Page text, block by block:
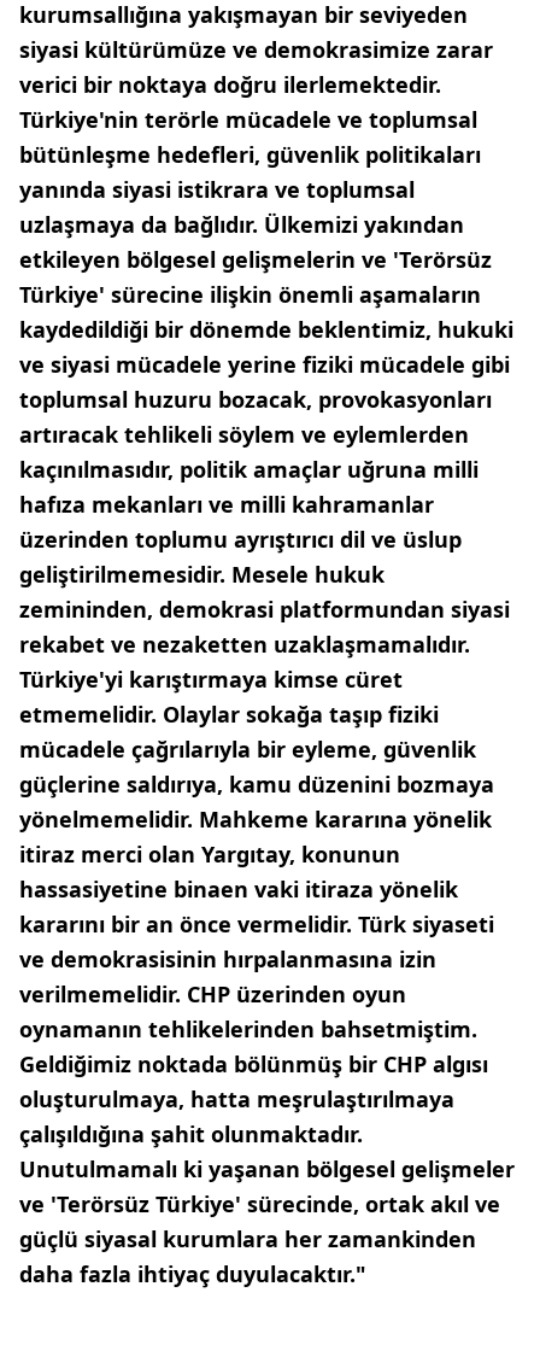
kurumsallığına yakışmayan bir seviyeden
siyasi kültürümüze ve demokrasimize zarar
verici bir noktaya doğru ilerlemektedir.
Türkiye'nin terörle mücadele ve toplumsal
bütünleşme hedefleri, güvenlik politikaları
yanında siyasi istikrara ve toplumsal
uzlaşmaya da bağlıdır. Ülkemizi yakından
etkileyen bölgesel gelişmelerin ve 'Terörsüz
Türkiye' sürecine ilişkin önemli aşamaların
kaydedildiği bir dönemde beklentimiz, hukuki
ve siyasi mücadele yerine fiziki mücadele gibi
toplumsal huzuru bozacak, provokasyonları
artıracak tehlikeli söylem ve eylemlerden
kaçınılmasıdır, politik amaçlar uğruna milli
hafıza mekanları ve milli kahramanlar
üzerinden toplumu ayrıştırıcı dil ve üslup
geliştirilmemesidir. Mesele hukuk
zemininden, demokrasi platformundan siyasi
rekabet ve nezaketten uzaklaşmamalıdır.
Türkiye'yi karıştırmaya kimse cüret
etmemelidir. Olaylar sokağa taşıp fiziki
mücadele çağrılarıyla bir eyleme, güvenlik
güçlerine saldırıya, kamu düzenini bozmaya
yönelmemelidir. Mahkeme kararına yönelik
itiraz merci olan Yargıtay, konunun
hassasiyetine binaen vaki itiraza yönelik
kararını bir an önce vermelidir. Türk siyaseti
ve demokrasisinin hırpalanmasına izin
verilmemelidir. CHP üzerinden oyun
oynamanın tehlikelerinden bahsetmiştim.
Geldiğimiz noktada bölünmüş bir CHP algısı
oluşturulmaya, hatta meşrulaştırılmaya
çalışıldığına şahit olunmaktadır.
Unutulmamalı ki yaşanan bölgesel gelişmeler
ve 'Terörsüz Türkiye' sürecinde, ortak akıl ve
güçlü siyasal kurumlara her zamankinden
daha fazla ihtiyaç duyulacaktır."